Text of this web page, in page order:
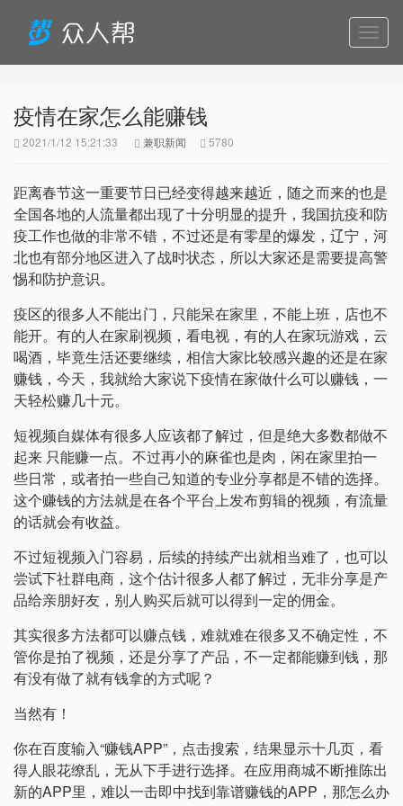
导
航
疫情在家怎么能赚钱
2021/1/12 15:21:33 兼职新闻 5780
距离春节这一重要节日已经变得越来越近，随之而来的也是
全国各地的人流量都出现了十分明显的提升，我国抗疫和防
疫工作也做的非常不错，不过还是有零星的爆发，辽宁，河
北也有部分地区进入了战时状态，所以大家还是需要提高警
惕和防护意识。
疫区的很多人不能出门，只能呆在家里，不能上班，店也不
能开。有的人在家刷视频，看电视，有的人在家玩游戏，云
喝酒，毕竟生活还要继续，相信大家比较感兴趣的还是在家
赚钱，今天，我就给大家说下疫情在家做什么可以赚钱，一
天轻松赚几十元。
短视频自媒体有很多人应该都了解过，但是绝大多数都做不
起来 只能赚一点。不过再小的麻雀也是肉，闲在家里拍一
些日常，或者拍一些自己知道的专业分享都是不错的选择。
这个赚钱的方法就是在各个平台上发布剪辑的视频，有流量
的话就会有收益。
不过短视频入门容易，后续的持续产出就相当难了，也可以
尝试下社群电商，这个估计很多人都了解过，无非分享是产
品给亲朋好友，别人购买后就可以得到一定的佣金。
其实很多方法都可以赚点钱，难就难在很多又不确定性，不
管你是拍了视频，还是分享了产品，不一定都能赚到钱，那
有没有做了就有钱拿的方式呢？
当然有！
你在百度输入“赚钱APP”，点击搜索，结果显示十几页，看
得人眼花缭乱，无从下手进行选择。在应用商城不断推陈出
新的APP里，难以一击即中找到靠谱赚钱的APP，那怎么办